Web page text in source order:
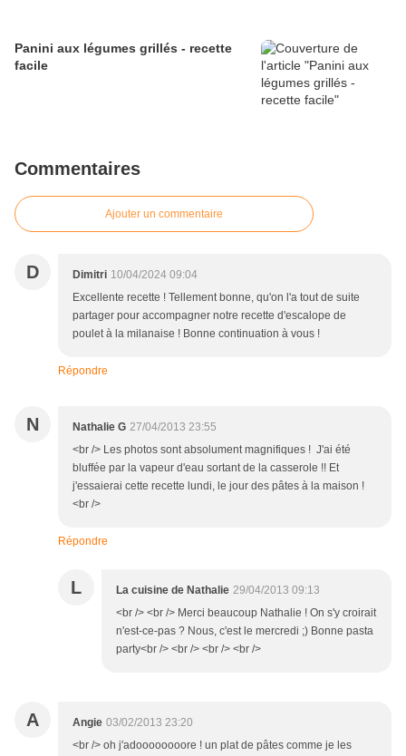
Panini aux légumes grillés - recette
facile
Commentaires
Ajouter un commentaire
D Dimitri 10/04/2024 09:04
Excellente recette ! Tellement bonne, qu'on l'a tout de suite
partager pour accompagner notre recette d'escalope de
poulet à la milanaise ! Bonne continuation à vous !
Répondre
N Nathalie G 27/04/2013 23:55
<br /> Les photos sont absolument magnifiques ! J'ai été
bluffée par la vapeur d'eau sortant de la casserole !! Et
j'essaierai cette recette lundi, le jour des pâtes à la maison !
<br />
Répondre
L La cuisine de Nathalie 29/04/2013 09:13
<br /> <br /> Merci beaucoup Nathalie ! On s'y croirait
n'est-ce-pas ? Nous, c'est le mercredi ;) Bonne pasta
party<br /> <br /> <br /> <br />
A Angie 03/02/2013 23:20
<br /> oh j'adoooooooore ! un plat de pâtes comme je les